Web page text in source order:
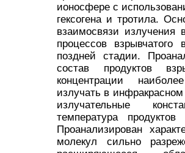
ионосфере с
гексогена и тротила.
взаимосвязи излучения
процессов
поздней стадии.
состав продуктов
концентрации
излучать в
излучательные
температура
Проанализирован
молекул сильно